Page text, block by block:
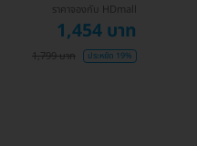
ราคาจองกับ HDmall
1,454 บาท
1,799 บาท ประหยัด 19%